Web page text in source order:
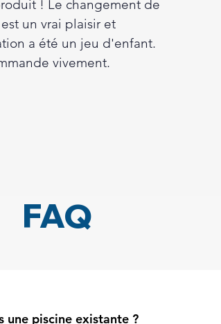
! Le changement de
un vrai plaisir et
a été un jeu d'enfant.
vivement.
FAQ
une piscine existante ?